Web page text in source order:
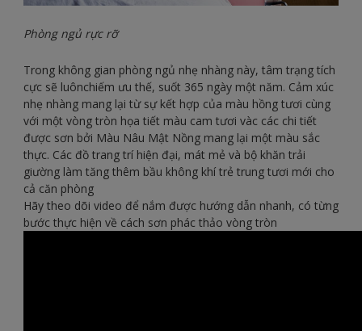
Phòng ngủ rực rỡ
Trong không gian phòng ngủ nhẹ nhàng này, tâm trạng tích
cực sẽ luônchiếm ưu thế, suốt 365 ngày một năm. Cảm xúc
nhẹ nhàng mang lại từ sự kết hợp của màu hồng tươi cùng
với một vòng tròn họa tiết màu cam tươi vàc các chi tiết
được sơn bởi Màu Nâu Mật Nồng mang lại một màu sắc
thực. Các đồ trang trí hiện đại, mát mẻ và bộ khăn trải
giường làm tăng thêm bầu không khí trẻ trung tươi mới cho
cả căn phòng
Hãy theo dõi video để nắm được hướng dẫn nhanh, có từng
bước thực hiện về cách sơn phác thảo vòng tròn